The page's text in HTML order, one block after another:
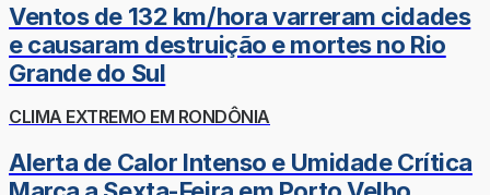
Ventos de 132 km/hora varreram cidades
e causaram destruição e mortes no Rio
Grande do Sul
CLIMA EXTREMO EM RONDÔNIA
Alerta de Calor Intenso e Umidade Crítica